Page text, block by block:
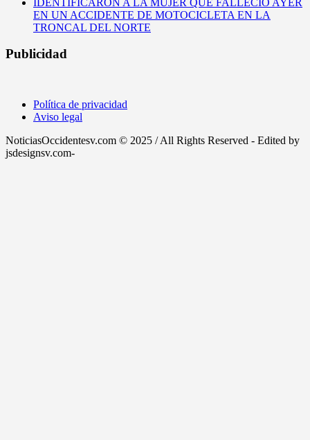
EN UN ACCIDENTE DE MOTOCICLETA EN LA
TRONCAL DEL NORTE
Publicidad
Política de privacidad
Aviso legal
NoticiasOccidentesv.com © 2025 / All Rights Reserved - Edited by
jsdesignsv.com-